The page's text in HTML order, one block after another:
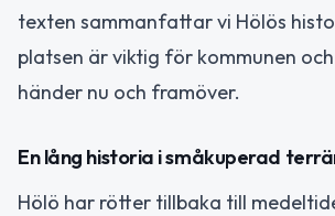
texten sammanfattar vi Hölös
platsen är viktig för kommunen
händer nu och framöver.
En lång historia i småkuperad
Hölö har rötter tillbaka till